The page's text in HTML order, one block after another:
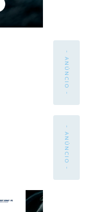
- ANÚNCIO -
- ANÚNCIO -